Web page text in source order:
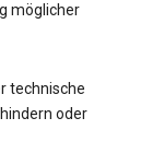
möglicher
technische
oder